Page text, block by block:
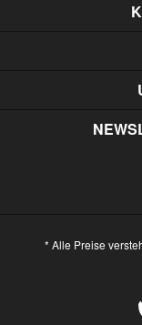
* Alle Preise